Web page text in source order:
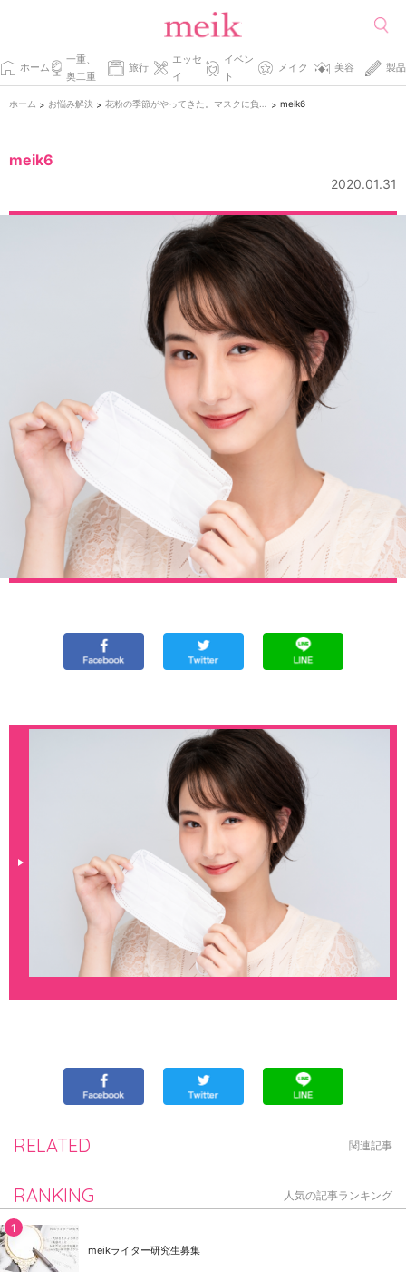
ホーム
一重、
奥二重
旅行
エッセ
イ
イベン
ト
メイク 美容 製品
ホーム > お悩み解決 > > meik6
meik6
2020.01.31
RELATED 関連記事
RANKING 人気の記事ランキング
meikライター研究生募集